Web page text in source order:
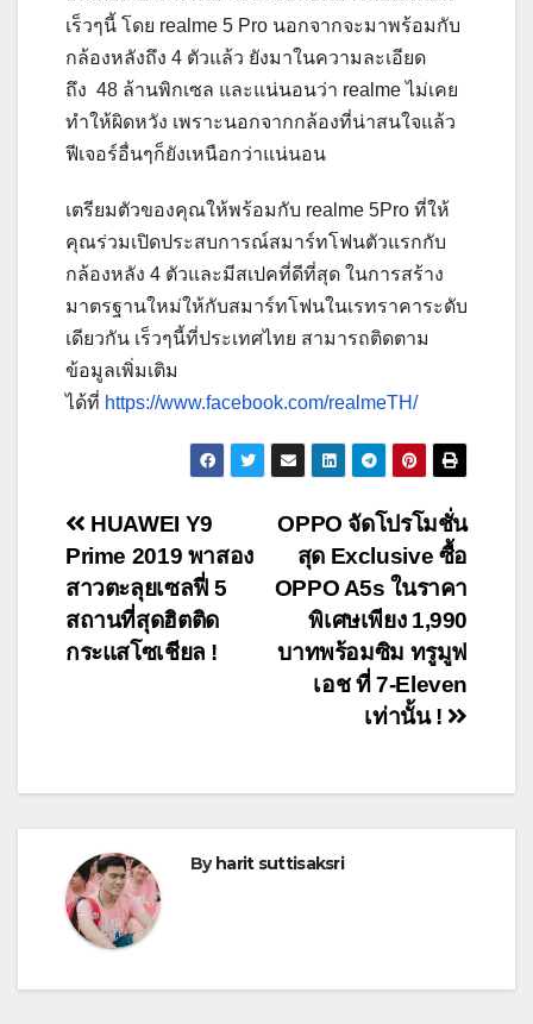
เร็วๆนี้ โดย realme 5 Pro นอกจากจะมาพร้อมกับ
กล้องหลังถึง 4 ตัวแล้ว ยังมาในความละเอียด
ถึง 48 ล้านพิกเซล และแน่นอนว่า realme ไม่เคย
ทำให้ผิดหวัง เพราะนอกจากกล้องที่น่าสนใจแล้ว
ฟีเจอร์อื่นๆก็ยังเหนือกว่าแน่นอน
เตรียมตัวของคุณให้พร้อมกับ realme 5Pro ที่ให้
คุณร่วมเปิดประสบการณ์สมาร์ทโฟนตัวแรกกับ
กล้องหลัง 4 ตัวและมีสเปคที่ดีที่สุด ในการสร้าง
มาตรฐานใหม่ให้กับสมาร์ทโฟนในเรทราคาระดับ
เดียวกัน เร็วๆนี้ที่ประเทศไทย สามารถติดตาม
ข้อมูลเพิ่มเติม
ได้ที่ https://www.facebook.com/realmeTH/
Post
navigation
OPPO จัดโปรโมชั่น
สุด Exclusive ซื้อ
OPPO A5s ในราคา
พิเศษเพียง 1,990
บาทพร้อมซิม ทรูมูฟ
เอช ที่ 7-Eleven
เท่านั้น !
HUAWEI Y9
Prime 2019 พาสอง
สาวตะลุยเซลฟี่ 5
สถานที่สุดฮิตติด
กระแสโซเชียล !
Byharit suttisaksri